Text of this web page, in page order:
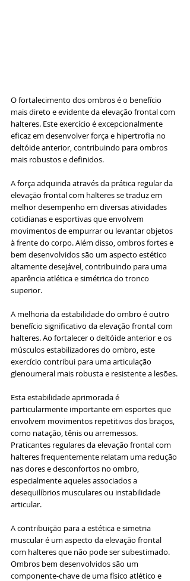
O fortalecimento dos ombros é o benefício
mais direto e evidente da elevação frontal com
halteres. Este exercício é excepcionalmente
eficaz em desenvolver força e hipertrofia no
deltóide anterior, contribuindo para ombros
mais robustos e definidos.
A força adquirida através da prática regular da
elevação frontal com halteres se traduz em
melhor desempenho em diversas atividades
cotidianas e esportivas que envolvem
movimentos de empurrar ou levantar objetos
à frente do corpo. Além disso, ombros fortes e
bem desenvolvidos são um aspecto estético
altamente desejável, contribuindo para uma
aparência atlética e simétrica do tronco
superior.
A melhoria da estabilidade do ombro é outro
benefício significativo da elevação frontal com
halteres. Ao fortalecer o deltóide anterior e os
músculos estabilizadores do ombro, este
exercício contribui para uma articulação
glenoumeral mais robusta e resistente a lesões.
Esta estabilidade aprimorada é
particularmente importante em esportes que
envolvem movimentos repetitivos dos braços,
como natação, tênis ou arremessos.
Praticantes regulares da elevação frontal com
halteres frequentemente relatam uma redução
nas dores e desconfortos no ombro,
especialmente aqueles associados a
desequilíbrios musculares ou instabilidade
articular.
A contribuição para a estética e simetria
muscular é um aspecto da elevação frontal
com halteres que não pode ser subestimado.
Ombros bem desenvolvidos são um
componente-chave de uma físico atlético e